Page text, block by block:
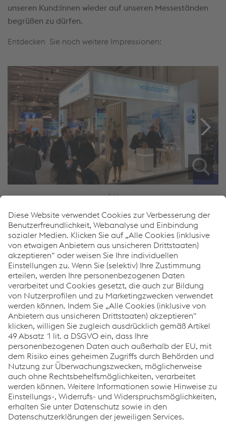
unseren Kund:innen wieder auf unseren Messeständen
begrüßen zu dürfen.
Entdecken Sie noch weitere Impressionen:
1/6
Wie können wir Ihnen helfen?
Wenn Sie Fragen haben, können Sie sich gerne an uns
wenden. Wir helfen Ihnen gerne weiter!
Kontakt & Anfahrt
Links
Produkte
Kundenservice
Mehr News